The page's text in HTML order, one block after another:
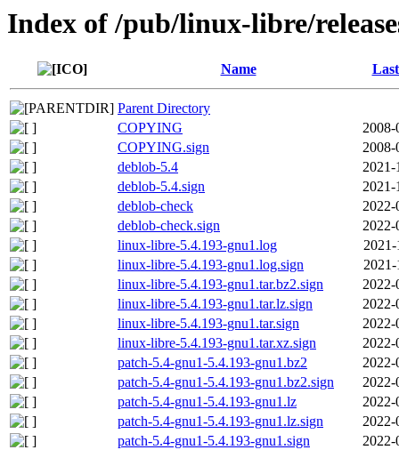
Index of /pub/linux-libre/
Name
Parent Directory
COPYING
2008-
COPYING.sign
2008-
deblob-5.4
2021-
deblob-5.4.sign
2021-
deblob-check
2022-
deblob-check.sign
2022-
linux-libre-5.4.193-gnu1.log
2021-
linux-libre-5.4.193-gnu1.log.sign
2021-
linux-libre-5.4.193-gnu1.tar.bz2.sign
2022-
linux-libre-5.4.193-gnu1.tar.lz.sign
2022-
linux-libre-5.4.193-gnu1.tar.sign
2022-
linux-libre-5.4.193-gnu1.tar.xz.sign
2022-
patch-5.4-gnu1-5.4.193-gnu1.bz2
2022-
patch-5.4-gnu1-5.4.193-gnu1.bz2.sign
2022-
patch-5.4-gnu1-5.4.193-gnu1.lz
2022-
patch-5.4-gnu1-5.4.193-gnu1.lz.sign
2022-
patch-5.4-gnu1-5.4.193-gnu1.sign
2022-